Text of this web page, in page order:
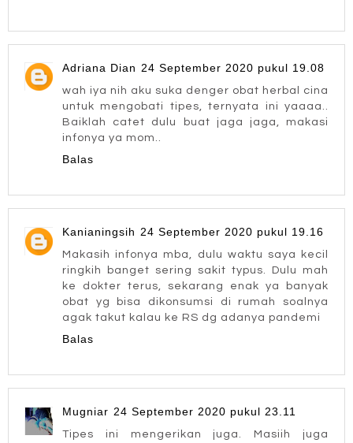
Adriana Dian 24 September 2020 pukul 19.08
wah iya nih aku suka denger obat herbal cina
untuk mengobati tipes, ternyata ini yaaaa..
Baiklah catet dulu buat jaga jaga, makasi
infonya ya mom..
Balas
Kanianingsih 24 September 2020 pukul 19.16
Makasih infonya mba, dulu waktu saya kecil
ringkih banget sering sakit typus. Dulu mah
ke dokter terus, sekarang enak ya banyak
obat yg bisa dikonsumsi di rumah soalnya
agak takut kalau ke RS dg adanya pandemi
Balas
Mugniar 24 September 2020 pukul 23.11
Tipes ini mengerikan juga. Masiih juga